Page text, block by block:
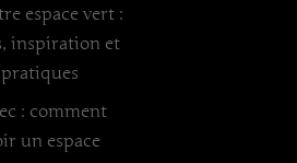
espace vert :
inspiration et
: comment
un espace